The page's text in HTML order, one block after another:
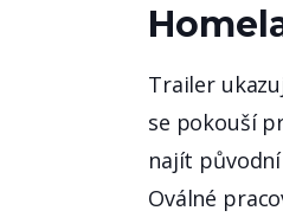
Trailer
se pokouší
najít
Oválné